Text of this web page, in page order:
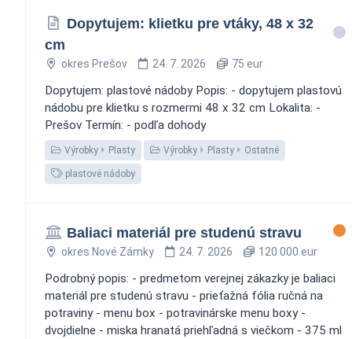
Dopytujem: klietku pre vtáky, 48 x 32
cm
okres Prešov 24. 7. 2026 75 eur
Dopytujem: plastové nádoby Popis: - dopytujem plastovú
nádobu pre klietku s rozmermi 48 x 32 cm Lokalita: -
Prešov Termín: - podľa dohody
Výrobky Plasty Výrobky Plasty Ostatné
plastové nádoby
Baliaci materiál pre studenú stravu
okres Nové Zámky 24. 7. 2026 120 000 eur
Podrobný popis: - predmetom verejnej zákazky je baliaci
materiál pre studenú stravu - prieťažná fólia ručná na
potraviny - menu box - potravinárske menu boxy -
dvojdielne - miska hranatá priehľadná s viečkom - 375 ml